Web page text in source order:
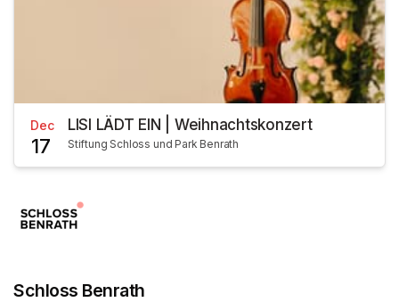
Dec
17
LISI LÄDT EIN | Weihnachtskonzert
Stiftung Schloss und Park Benrath
Schloss Benrath